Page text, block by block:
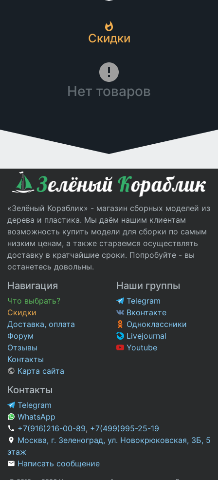
Скидки
Нет товаров
«Зелёный Кораблик» - магазин сборных моделей из
дерева и пластика. Мы даём нашим клиентам
возможность купить модели для сборки по самым
низким ценам, а также стараемся осуществлять
доставку в кратчайшие сроки. Попробуйте - вы
останетесь довольны.
Навигация
Что выбрать?
Скидки
Доставка, оплата
Форум
Отзывы
Контакты
Карта сайта
Наши группы
Telegram
Вконтакте
Одноклассники
Livejournal
Youtube
Контакты
Telegram
WhatsApp
+7(916)216-00-89, +7(499)995-25-19
Москва, г. Зеленоград, ул. Новокрюковская, 3Б, 5
этаж
Написать сообщение